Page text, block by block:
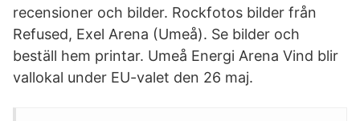
recensioner och bilder. Rockfotos bilder från
Refused, Exel Arena (Umeå). Se bilder och
beställ hem printar. Umeå Energi Arena Vind blir
vallokal under EU-valet den 26 maj.